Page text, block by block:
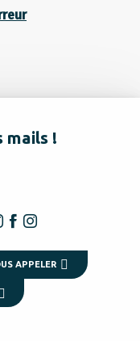
mails !
APPELER